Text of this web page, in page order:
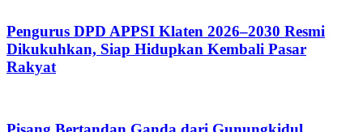
Pengurus DPD APPSI Klaten 2026–2030 Resmi
Dikukuhkan, Siap Hidupkan Kembali Pasar
Rakyat